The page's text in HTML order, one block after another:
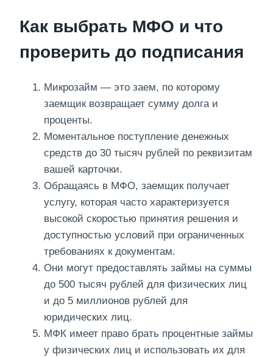
Как выбрать МФО и что
проверить до подписания​
Микрозайм — это заем, по которому
заемщик возвращает сумму долга и
проценты.
Моментальное поступление денежных
средств до 30 тысяч рублей по реквизитам
вашей карточки.
Обращаясь в МФО, заемщик получает
услугу, которая часто характеризуется
высокой скоростью принятия решения и
доступностью условий при ограниченных
требованиях к документам.
Они могут предоставлять займы на суммы
до 500 тысяч рублей для физических лиц
и до 5 миллионов рублей для
юридических лиц.
МФК имеет право брать процентные займы
у физических лиц и использовать их для